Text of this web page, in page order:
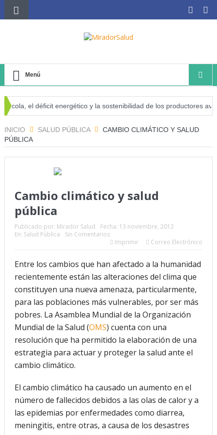
Menú
déficit energético y la sostenibilidad de los productores avícolas
INICIO SALUD PÚBLICA
CAMBIO CLIMÁTICO Y SALUD
PÚBLICA
Cambio climático y salud
pública
Publicado por: Mirador Salud Fecha: 13 noviembre, 2012
En: Salud Pública
Sin Comentarios
Imprimir
Correo Electrónico
Entre los cambios que han afectado a la humanidad
recientemente están las alteraciones del clima que
constituyen una nueva amenaza, particularmente,
para las poblaciones más vulnerables, por ser más
pobres. La Asamblea Mundial de la Organización
Mundial de la Salud (OMS) cuenta con una
resolución que ha permitido la elaboración de una
estrategia para actuar y proteger la salud ante el
cambio climático.
El cambio climático ha causado un aumento en el
número de fallecidos debidos a las olas de calor y a
las epidemias por enfermedades como diarrea,
meningitis, entre otras, a causa de los desastres